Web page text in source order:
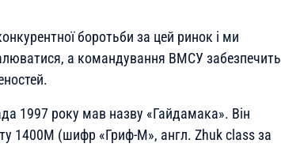
боротьби за цей ринок і ми
а командування ВМСУ забезпечить
1997 року мав назву «Гайдамака». Він
1400М (шифр «Гриф-М», англ. Zhuk class за